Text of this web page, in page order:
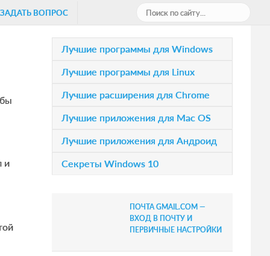
ЗАДАТЬ ВОПРОС
о
и
с
к
с
т
.
.
и
P
m
y
Лучшие программы для Windows
Лучшие программы для Linux
Лучшие расширения для Chrome
Лучшие приложения для Mac OS
Лучшие приложения для Андроид
Секреты Windows 10
ПОЧТА GMAIL.COM —
ВХОД В ПОЧТУ И
ПЕРВИЧНЫЕ НАСТРОЙКИ